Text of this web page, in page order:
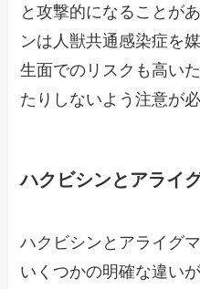
と攻撃的になることが
ンは人獣共通感染症を
生面でのリスクも高い
たりしないよう注意が必
ハクビシンとアライ
ハクビシンとアライグ
いくつかの明確な違い